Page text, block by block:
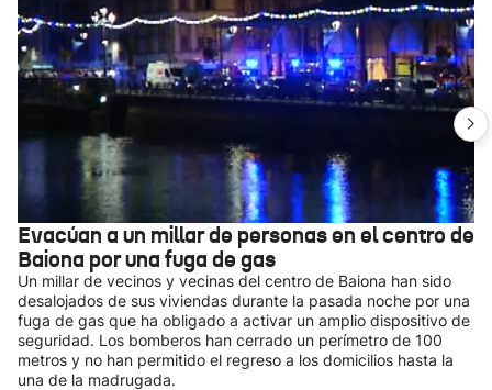
Evacúan a un millar de personas en el centro de
Baiona por una fuga de gas
Un millar de vecinos y vecinas del centro de Baiona han sido
desalojados de sus viviendas durante la pasada noche por una
fuga de gas que ha obligado a activar un amplio dispositivo de
seguridad. Los bomberos han cerrado un perímetro de 100
metros y no han permitido el regreso a los domicilios hasta la
una de la madrugada.